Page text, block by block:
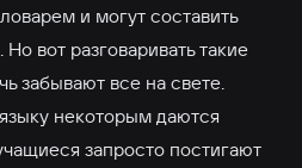
и могут составить
вот разговаривать такие
забывают все на свете.
некоторым даются
запросто постигают